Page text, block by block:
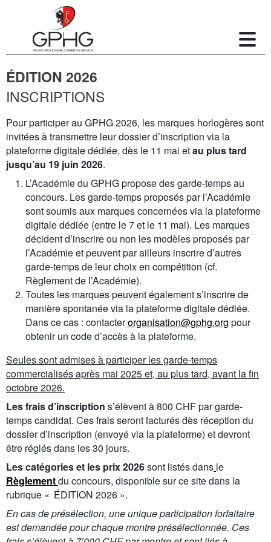
ÉDITION 2026
INSCRIPTIONS
Pour participer au GPHG 2026, les marques horlogères sont
invitées à transmettre leur dossier d’inscription via la
plateforme digitale dédiée, dès le 11 mai etau plus tard
jusqu’au 19 juin 2026.
L’Académie du GPHG propose des garde-temps au
concours. Les garde-temps proposés par l’Académie
sont soumis aux marques concernées via la plateforme
digitale dédiée (entre le 7 et le 11 mai). Les marques
décident d’inscrire ou non les modèles proposés par
l’Académie et peuvent par ailleurs inscrire d’autres
garde-temps de leur choix en compétition (cf.
Règlement de l’Académie).
Toutes les marques peuvent également s’inscrire de
manière spontanée via la plateforme digitale dédiée.
Dans ce cas : contacterorganisation@gphg.org pour
obtenir un code d’accès à la plateforme.
Seules sont admises à participer les garde-temps
commercialisés après mai 2025 et, au plus tard, avant la fin
octobre 2026.
Les frais d’inscription s’élèvent à 800 CHF par garde-
temps candidat. Ces frais seront facturés dès réception du
dossier d’inscription (envoyé via la plateforme) et devront
être réglés dans les 30 jours.
Les catégories et les prix 2026sont listés dans le
Règlementdu concours, disponible sur ce site dans la
rubrique « ÉDITION 2026 ».
En cas de présélection, une unique participation forfaitaire
est demandée pour chaque montre présélectionnée. Ces